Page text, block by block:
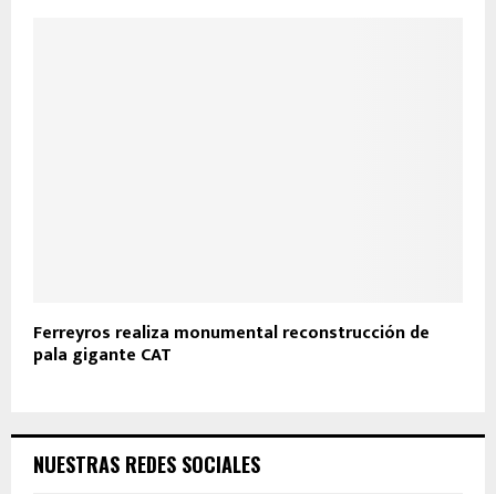
Ferreyros realiza monumental reconstrucción de
pala gigante CAT
NUESTRAS REDES SOCIALES